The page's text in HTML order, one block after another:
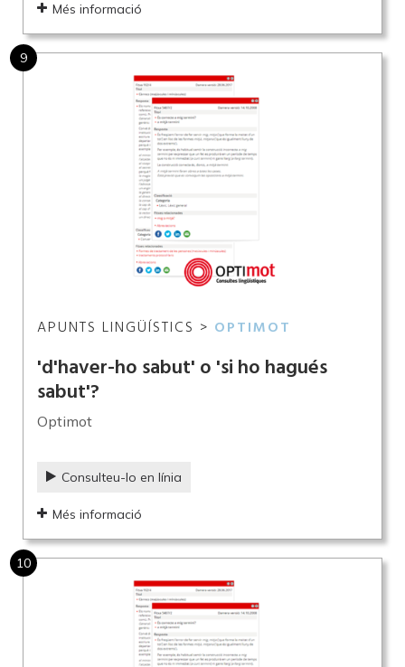
Més informació
9
APUNTS LINGÜÍSTICS > OPTIMOT
'd'haver-ho sabut' o 'si ho hagués
sabut'?
Optimot
Consulteu-lo en línia
Més informació
10